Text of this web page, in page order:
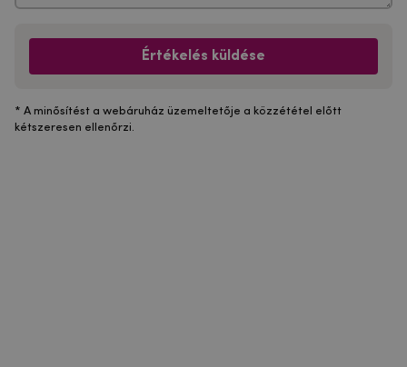
Értékelés küldése
* A minősítést a webáruház üzemeltetője a közzététel előtt
kétszeresen ellenőrzi.